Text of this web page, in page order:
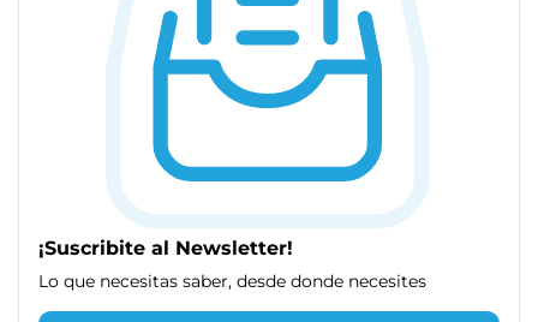
¡Suscribite al Newsletter!
Lo que necesitas saber, desde donde necesites